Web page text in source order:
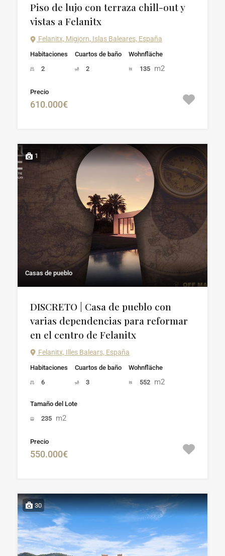
Piso de lujo con terraza chill-out y
vistas a Felanitx
Felanitx, Migjorn, Islas Baleares, España
Habitaciones
2
Cuartos de baño
2
Wohnfläche
135 m2
Precio
610.000€
1
Casas de pueblo
DISCRETO | Casa de pueblo con
varias dependencias para reformar
en el centro de Felanitx
Felanitx, Illes Balears, España
Habitaciones
6
Cuartos de baño
3
Wohnfläche
552 m2
Tamaño del Lote
235 m2
Precio
550.000€
30